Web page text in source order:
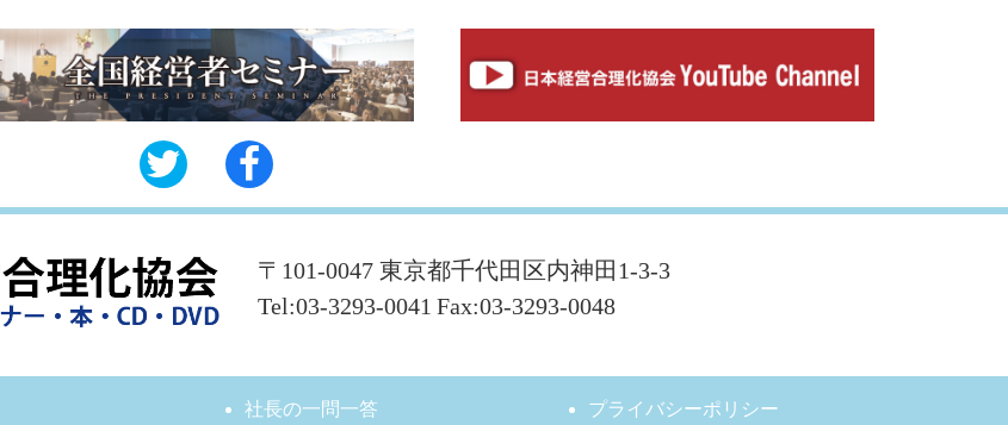
〒101-0047 東京都千代田区内神田1-3-3
Tel:03-3293-0041 Fax:03-3293-0048
社長の一問一答 プライバシーポリシー